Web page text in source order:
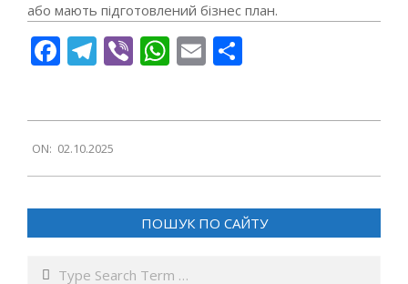
або мають підготовлений бізнес план.
Facebook
Telegram
ViberWhatsApp
Email
10-
02
ON: 02.10.2025
ПОШУК ПО САЙТУ
Search